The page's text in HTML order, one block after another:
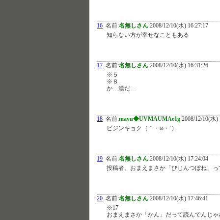
16 名前:名無しさん:2008/12/10(水) 16:27:17
知らない方が幸せなこともある
17 名前:名無しさん:2008/12/10(水) 16:31:26
※５
※８
か…漢だ…
18 名前:mayu◆UVMAUMAe1g:2008/12/10(水)
ビジンキョク（｀・ω・´）
19 名前:名無しさん:2008/12/10(水) 17:24:04
投稿者、おまえまさか「びじんつぼね」
20 名前:名無しさん:2008/12/10(水) 17:46:41
※17
おまえまさか「かん」だって読んでんじ